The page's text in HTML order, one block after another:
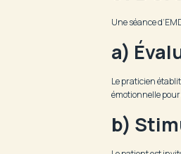
Une séance
a)
Le praticien
émotionnelle
b)